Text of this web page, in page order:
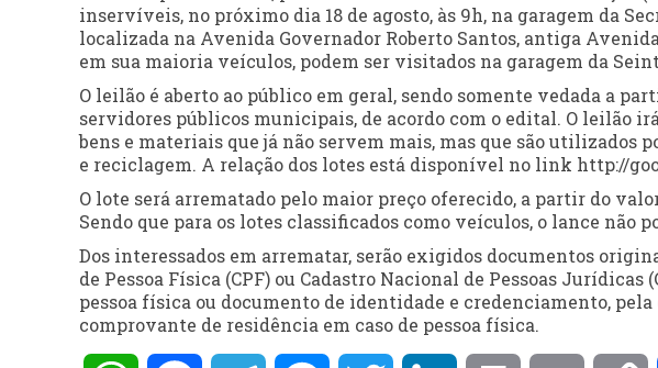
inservíveis, no próximo dia 18 de agosto, às 9h, na garagem da
localizada na Avenida Governador Roberto Santos, antiga
em sua maioria veículos, podem ser visitados na garagem da
O leilão é aberto ao público em geral, sendo somente vedada a
servidores públicos municipais, de acordo com o edital. O leilão
bens e materiais que já não servem mais, mas que são utilizados
e reciclagem. A relação dos lotes está disponível no link http://
O lote será arrematado pelo maior preço oferecido, a partir do
Sendo que para os lotes classificados como veículos, o lance não
Dos interessados em arrematar, serão exigidos documentos
de Pessoa Física (CPF) ou Cadastro Nacional de Pessoas
pessoa física ou documento de identidade e credenciamento, pela
comprovante de residência em caso de pessoa física.